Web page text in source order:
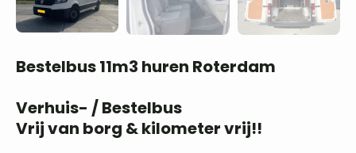
Bestelbus 11m3 huren Roterdam
Verhuis- / Bestelbus
Vrij van borg & kilometer vrij!!